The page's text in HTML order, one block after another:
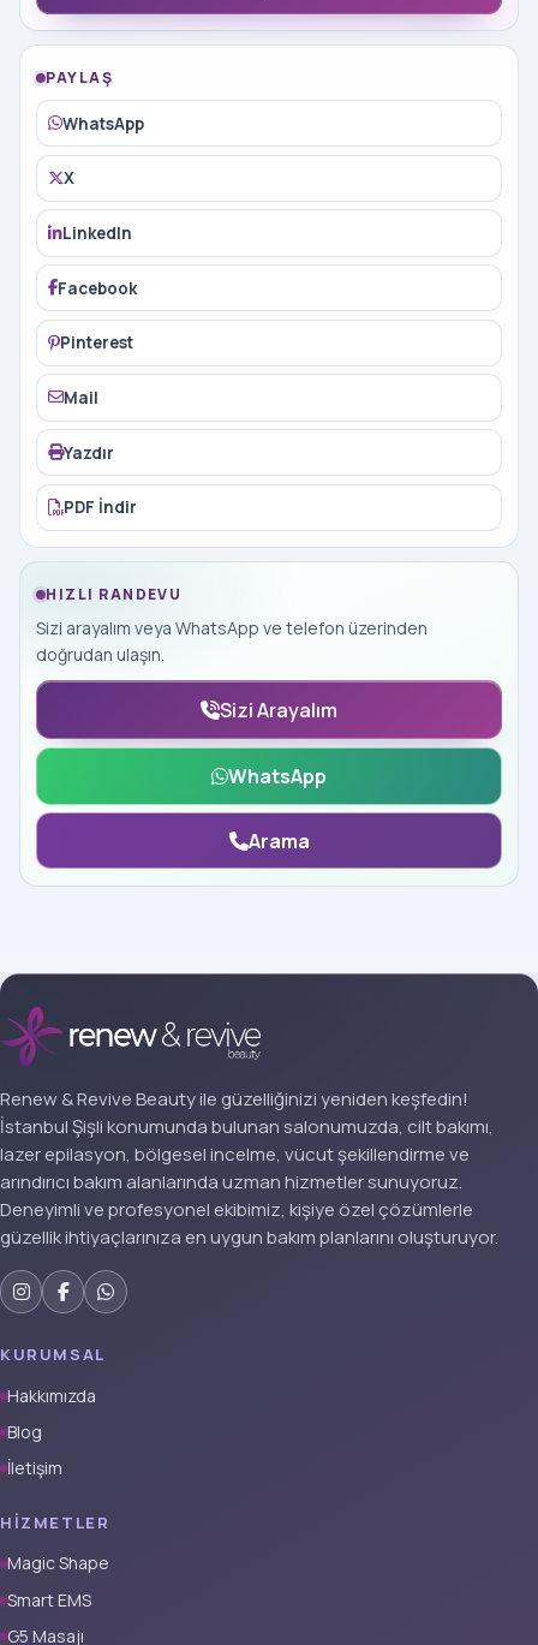
PAYLAŞ
WhatsApp
X
LinkedIn
Facebook
Pinterest
Mail
Yazdır
PDF İndir
HIZLI RANDEVU
Sizi arayalım veya WhatsApp ve telefon üzerinden
doğrudan ulaşın.
Sizi Arayalım
WhatsApp
Arama
Renew & Revive Beauty ile güzelliğinizi yeniden keşfedin!
İstanbul Şişli konumunda bulunan salonumuzda, cilt bakımı,
lazer epilasyon, bölgesel incelme, vücut şekillendirme ve
arındırıcı bakım alanlarında uzman hizmetler sunuyoruz.
Deneyimli ve profesyonel ekibimiz, kişiye özel çözümlerle
güzellik ihtiyaçlarınıza en uygun bakım planlarını oluşturuyor.
KURUMSAL
Hakkımızda
Blog
İletişim
HIZMETLER
Magic Shape
Smart EMS
G5 Masajı